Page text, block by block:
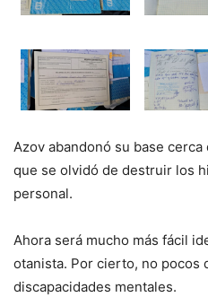
Azov abandonó su base
que se olvidó de destruir los
personal.
Ahora será mucho más fácil
otanista. Por cierto, no pocos
discapacidades mentales.